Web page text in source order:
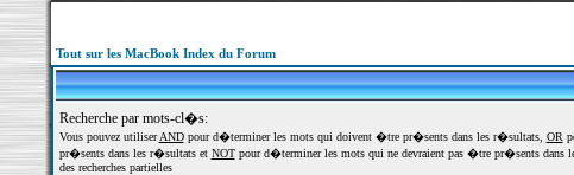
Tout sur les MacBook Index du Forum
Recherche par mots-cl�s:
Vous pouvez utiliserANDpour d�terminer les mots qui doivent �tre pr�sents dans les r�sultats, OR
pr�sents dans les r�sultats et NOTpour d�terminer les mots qui ne devraient pas �tre pr�sents dans
des recherches partielles